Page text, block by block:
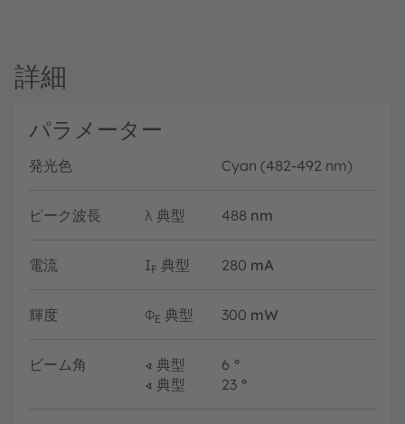
詳細
パラメーター
発光色 Cyan (482-492 nm)
ピーク波長 λ 典型 488 nm
電流 IF 典型 280 mA
輝度 ΦE 典型 300 mW
ビーム角 ∢ 典型 6 °
∢ 典型 23 °